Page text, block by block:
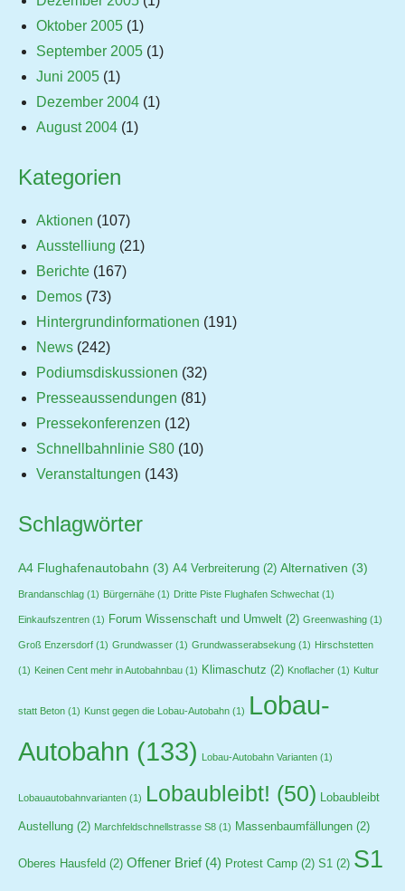
Oktober 2005 (1)
September 2005 (1)
Juni 2005 (1)
Dezember 2004 (1)
August 2004 (1)
Kategorien
Aktionen (107)
Ausstelliung (21)
Berichte (167)
Demos (73)
Hintergrundinformationen (191)
News (242)
Podiumsdiskussionen (32)
Presseaussendungen (81)
Pressekonferenzen (12)
Schnellbahnlinie S80 (10)
Veranstaltungen (143)
Schlagwörter
A4 Flughafenautobahn (3) A4 Verbreiterung (2) Alternativen (3)
Brandanschlag (1) Bürgernähe (1) Dritte Piste Flughafen Schwechat (1)
Einkaufszentren (1) Forum Wissenschaft und Umwelt (2) Greenwashing (1)
Groß Enzersdorf (1) Grundwasser (1) Grundwasserabsekung (1) Hirschstetten
(1) Keinen Cent mehr in Autobahnbau (1) Klimaschutz (2) Knoflacher (1) Kultur
statt Beton (1) Kunst gegen die Lobau-Autobahn (1) Lobau-
Autobahn (133) Lobau-Autobahn Varianten (1)
Lobauautobahnvarianten (1) Lobaubleibt! (50) Lobaubleibt
Austellung (2) Marchfeldschnellstrasse S8 (1) Massenbaumfällungen (2)
Oberes Hausfeld (2) Offener Brief(4) Protest Camp (2) S1 (2) S1